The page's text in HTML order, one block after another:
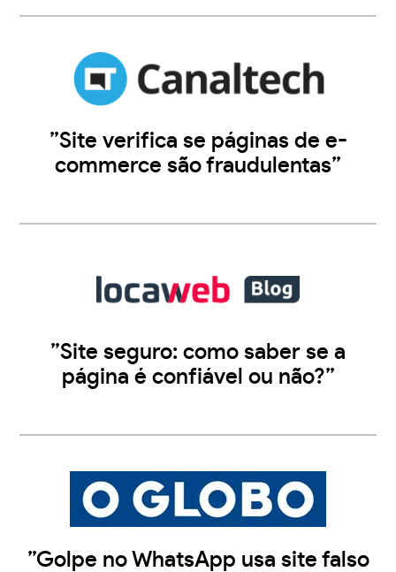
”Site verifica se páginas de e-
commerce são fraudulentas”
”Site seguro: como saber se a
página é confiável ou não?”
”Golpe no WhatsApp usa site falso